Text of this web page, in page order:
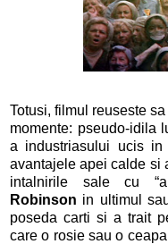
Totusi, filmul reuseste
momente: pseudo-idila
a industriasului ucis in
avantajele apei calde si
intalnirile sale cu
Robinson in ultimul
poseda carti si a trait
care o rosie sau o